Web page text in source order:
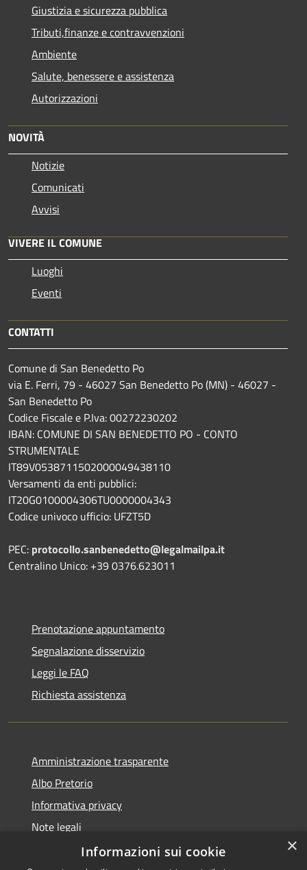
Giustizia e sicurezza pubblica
Tributi,finanze e contravvenzioni
Ambiente
Salute, benessere e assistenza
Autorizzazioni
NOVITÀ
Notizie
Comunicati
Avvisi
VIVERE IL COMUNE
Luoghi
Eventi
CONTATTI
Comune di San Benedetto Po
via E. Ferri, 79 - 46027 San Benedetto Po (MN) - 46027 -
San Benedetto Po
Codice Fiscale e P.Iva: 00272230202
IBAN: COMUNE DI SAN BENEDETTO PO - CONTO
STRUMENTALE
IT89V0538711502000049438110
Versamenti da enti pubblici:
IT20G0100004306TU0000004343
Codice univoco ufficio: UFZT5D
PEC: protocollo.sanbenedetto@legalmailpa.it
Centralino Unico: +39 0376.623011
Prenotazione appuntamento
Segnalazione disservizio
Leggi le FAQ
Richiesta assistenza
Amministrazione trasparente
Albo Pretorio
Informativa privacy
Note legali
Dichiarazione di accessibilità
×
Informazioni sui cookie